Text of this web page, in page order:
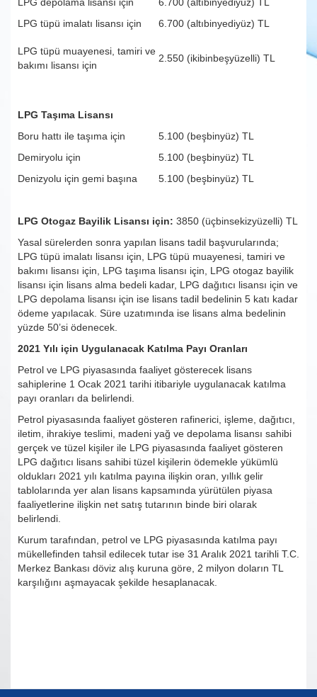
LPG tüpü imalatı lisansı için
6.700 (altıbinyediyüz) TL
LPG tüpü muayenesi, tamiri ve
bakımı lisansı için
2.550 (ikibinbeşyüzelli) TL
LPG Taşıma Lisansı
Boru hattı ile taşıma için
5.100 (beşbinyüz) TL
Demiryolu için
5.100 (beşbinyüz) TL
Denizyolu için gemi başına
5.100 (beşbinyüz) TL
LPG Otogaz Bayilik Lisansı için: 3850 (üçbinsekizyüzelli) TL
Yasal sürelerden sonra yapılan lisans tadil başvurularında;
LPG tüpü imalatı lisansı için, LPG tüpü muayenesi, tamiri ve
bakımı lisansı için, LPG taşıma lisansı için, LPG otogaz bayilik
lisansı için lisans alma bedeli kadar, LPG dağıtıcı lisansı için ve
LPG depolama lisansı için ise lisans tadil bedelinin 5 katı kadar
ödeme yapılacak. Süre uzatımında ise lisans alma bedelinin
yüzde 50’si ödenecek.
2021 Yılı için Uygulanacak Katılma Payı Oranları
Petrol ve LPG piyasasında faaliyet gösterecek lisans
sahiplerine 1 Ocak 2021 tarihi itibariyle uygulanacak katılma
payı oranları da belirlendi.
Petrol piyasasında faaliyet gösteren rafinerici, işleme, dağıtıcı,
iletim, ihrakiye teslimi, madeni yağ ve depolama lisansı sahibi
gerçek ve tüzel kişiler ile LPG piyasasında faaliyet gösteren
LPG dağıtıcı lisans sahibi tüzel kişilerin ödemekle yükümlü
oldukları 2021 yılı katılma payına ilişkin oran, yıllık gelir
tablolarında yer alan lisans kapsamında yürütülen piyasa
faaliyetlerine ilişkin net satış tutarının binde biri olarak
belirlendi.
Kurum tarafından, petrol ve LPG piyasasında katılma payı
mükellefinden tahsil edilecek tutar ise 31 Aralık 2021 tarihli T.C.
Merkez Bankası döviz alış kuruna göre, 2 milyon doların TL
karşılığını aşmayacak şekilde hesaplanacak.